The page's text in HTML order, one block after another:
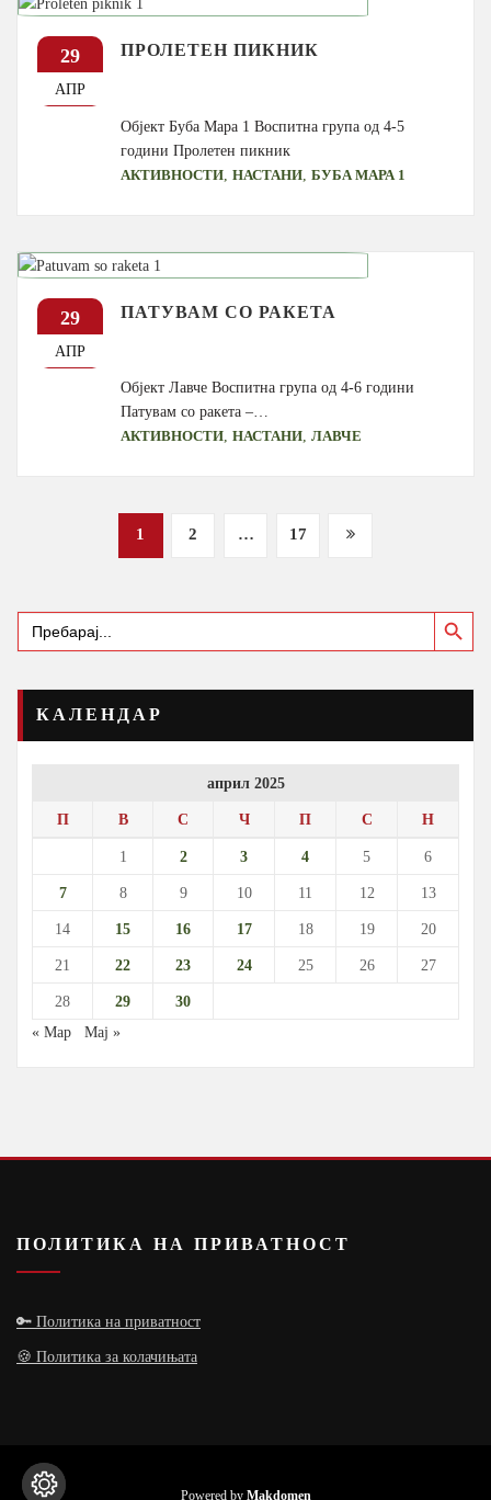
29
АПР
ПРОЛЕТЕН ПИКНИК
Објект Буба Мара 1 Воспитна група од 4-5
години Пролетен пикник
АКТИВНОСТИ ,НАСТАНИ ,БУБА МАРА 1
29
АПР
ПАТУВАМ СО РАКЕТА
Објект Лавче Воспитна група од 4-6 години
Патувам со ракета –…
АКТИВНОСТИ,НАСТАНИ,ЛАВЧЕ
pagination
1 2 … 17
Search
for:
Search Button
КАЛЕНДАР
април 2025
П В С Ч П С Н
1 2 3 4 5 6
7 8 9 10 11 12 13
14 15 16 17 18 19 20
21 22 23 24 25 26 27
28 29
30
« Мар
Мај »
ПОЛИТИКА НА ПРИВАТНОСТ
🔑 Политика на приватност
🍪 Политика за колачињата
Powered by Makdomen